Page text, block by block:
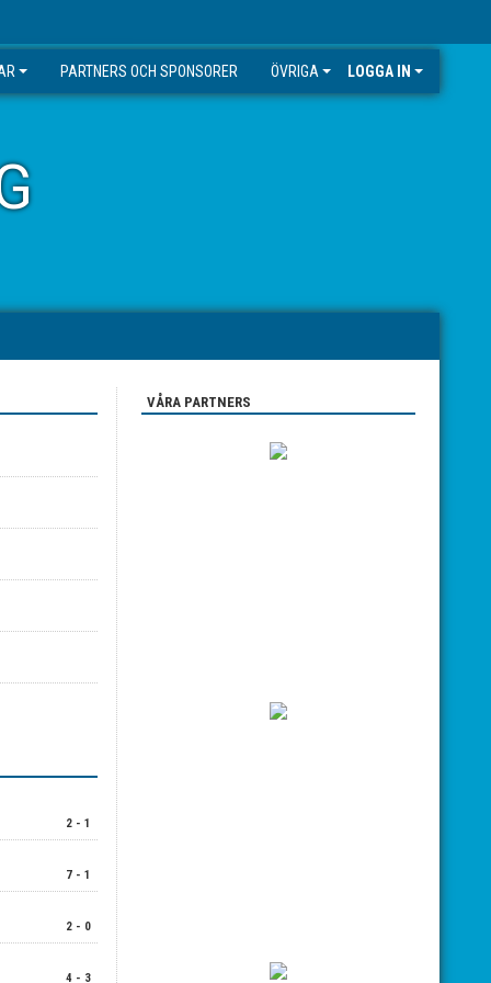
PARTNERS OCH SPONSORER ÖVRIGA LOGGA IN
2 - 1
7 - 1
2 - 0
4 - 3
VÅRA PARTNERS